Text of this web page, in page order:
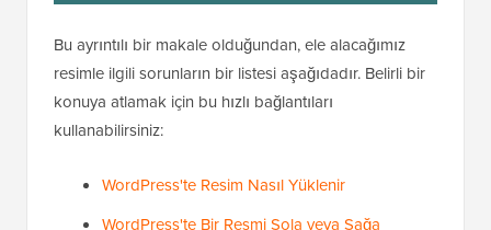
Bu ayrıntılı bir makale olduğundan, ele alacağımız
resimle ilgili sorunların bir listesi aşağıdadır. Belirli bir
konuya atlamak için bu hızlı bağlantıları
kullanabilirsiniz:
WordPress'te Resim Nasıl Yüklenir
WordPress'te Bir Resmi Sola veya Sağa